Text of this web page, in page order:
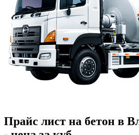
Прайс лист на бетон в